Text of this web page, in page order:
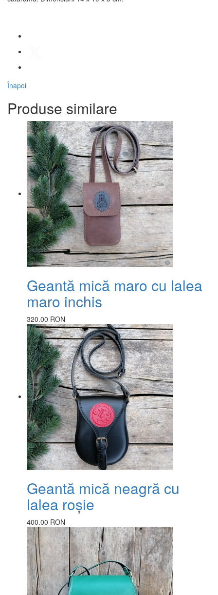
Înapoi
Produse similare
Geantă mică maro cu lalea
maro inchis
320.00 RON
Geantă mică neagră cu
lalea roșie
400.00 RON